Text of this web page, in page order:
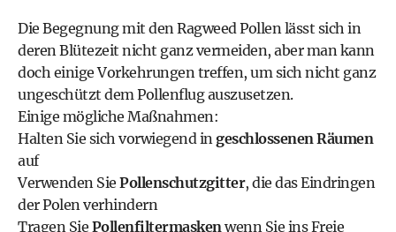
Die Begegnung mit den Ragweed Pollen lässt sich in
deren Blütezeit nicht ganz vermeiden, aber man kann
doch einige Vorkehrungen treffen, um sich nicht ganz
ungeschützt dem Pollenflug auszusetzen.
Einige mögliche Maßnahmen:
Halten Sie sich vorwiegend ingeschlossenen Räumen
auf
Verwenden Sie Pollenschutzgitter, die das Eindringen
der Polen verhindern
Tragen Sie Pollenfiltermaskenwenn Sie ins Freie